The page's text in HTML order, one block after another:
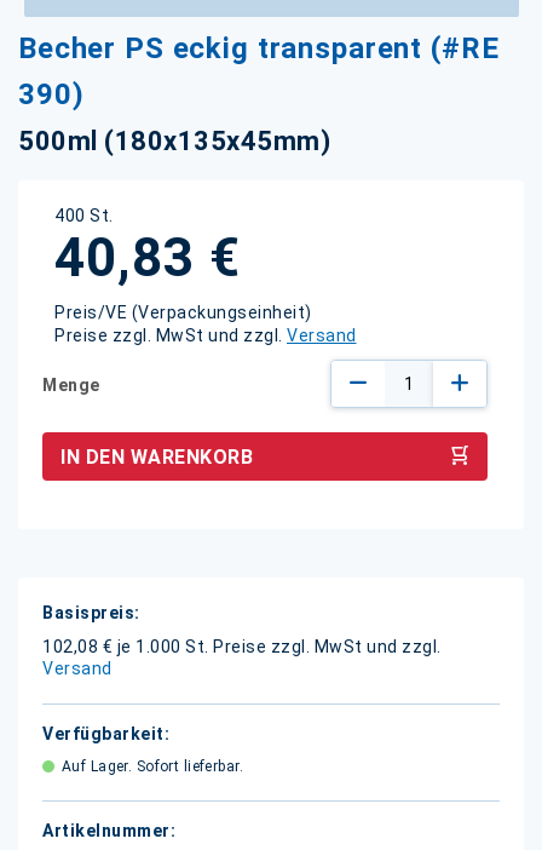
Becher PS eckig transparent (#RE
390)
500ml (180x135x45mm)
400 St.
40,83 €
Preis/VE (Verpackungseinheit)
Preise zzgl. MwSt und zzgl. Versand
Menge
IN DEN WARENKORB
Weitere
Informationen
102,08 € je 1.000 St.
Preise zzgl. MwSt und zzgl.
Versand
Auf Lager. Sofort lieferbar.
Anfang
der
Bildgalerie
springen